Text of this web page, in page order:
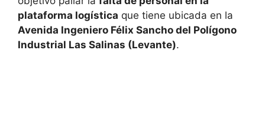
plataforma logística que tiene ubicada en la
Avenida Ingeniero Félix Sancho del Polígono
Industrial Las Salinas (Levante).